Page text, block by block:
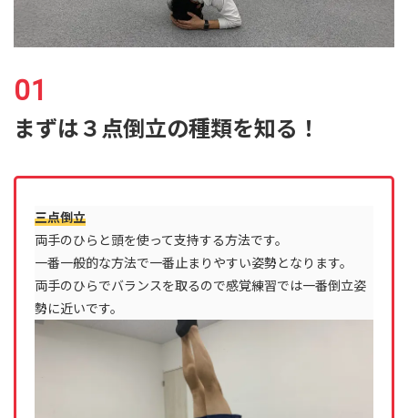
まずは３点倒立の種類を知る！
三点倒立
両手のひらと頭を使って支持する方法です。
一番一般的な方法で一番止まりやすい姿勢となります。
両手のひらでバランスを取るので感覚練習では一番倒立姿
勢に近いです。